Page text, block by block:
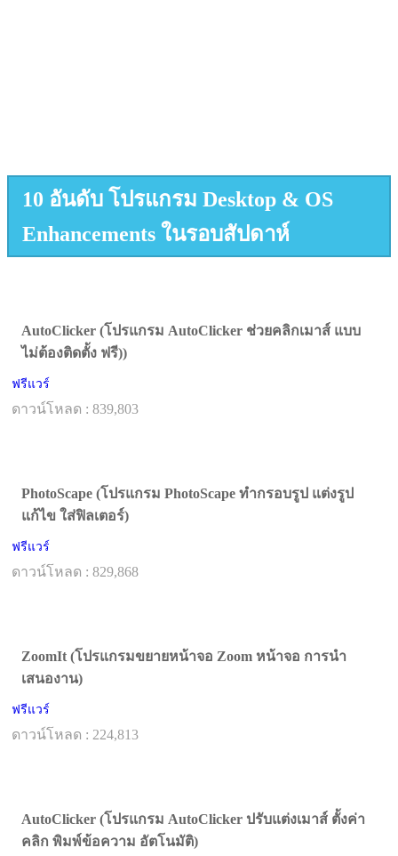
10 อันดับ โปรแกรม Desktop & OS
Enhancements ในรอบสัปดาห์
AutoClicker (โปรแกรม AutoClicker ช่วยคลิกเมาส์ แบบ
ไม่ต้องติดตั้ง ฟรี))
ฟรีแวร์
ดาวน์โหลด : 839,803
PhotoScape (โปรแกรม PhotoScape ทำกรอบรูป แต่งรูป
แก้ไข ใส่ฟิลเตอร์)
ฟรีแวร์
ดาวน์โหลด : 829,868
ZoomIt (โปรแกรมขยายหน้าจอ Zoom หน้าจอ การนำ
เสนองาน)
ฟรีแวร์
ดาวน์โหลด : 224,813
AutoClicker (โปรแกรม AutoClicker ปรับแต่งเมาส์ ตั้งค่า
คลิก พิมพ์ข้อความ อัตโนมัติ)